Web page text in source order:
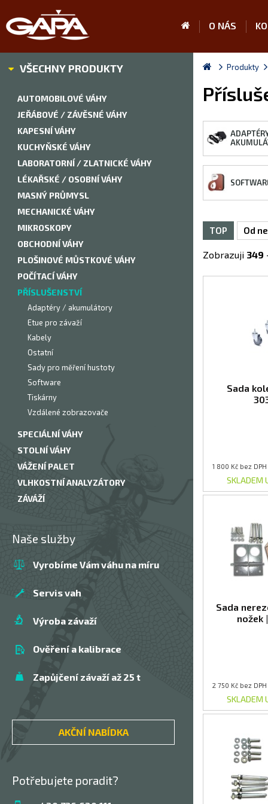
O NÁS
VŠECHNY PRODUKTY
AUTOMOBILOVÉ VÁHY
JEŘÁBOVÉ / ZÁVĚSNÉ VÁHY
KAPESNÍ VÁHY
KUCHYŇSKÉ VÁHY
LABORATORNÍ / ZLATNICKÉ VÁHY
LÉKAŘSKÉ / OSOBNÍ VÁHY
MASNÝ PRŮMYSL
MECHANICKÉ VÁHY
MIKROSKOPY
OBCHODNÍ VÁHY
PLOŠINOVÉ MŮSTKOVÉ VÁHY
POČÍTACÍ VÁHY
PŘÍSLUŠENSTVÍ
Adaptéry / akumulátory
Etue pro závaží
Kabely
Ostatní
Sady pro měření hustoty
Software
Tiskárny
Vzdálené zobrazovače
SPECIÁLNÍ VÁHY
STOLNÍ VÁHY
VÁŽENÍ PALET
VLHKOSTNÍ ANALYZÁTORY
ZÁVÁŽÍ
Naše služby
Vyrobíme Vám váhu na míru
Servis vah
Výroba závaží
Ověření a kalibrace
Zapůjčení závaží až 25 t
AKČNÍ NABÍDKA
Potřebujete poradit?
Produkty
TOP Od
Zobrazuji 349
Sada
1 800 Kč bez DPH
SKLADEM
Sada
nožek
2 750 Kč bez DPH
SKLADEM